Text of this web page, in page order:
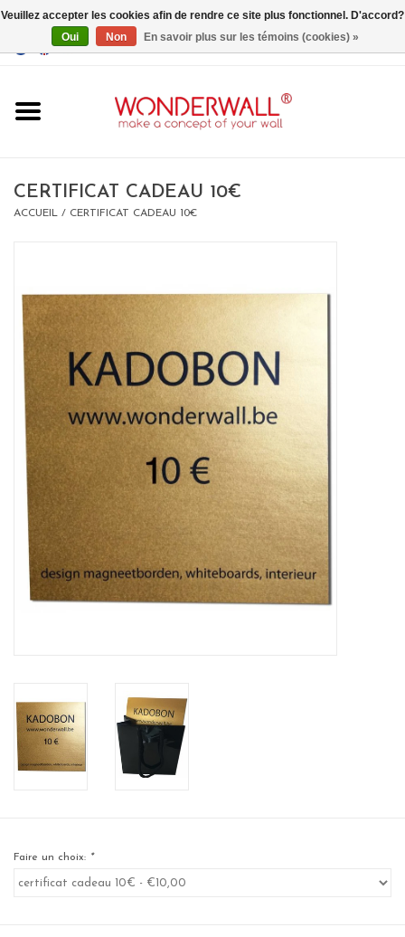
EUR/GBP
BIG SALE , GRAB YOUR
CHANCE
LIMITED EXCLUSIVES
Etagères Shelves
Rectangulaire, carrées, rondes
tableau magnétique
CERTIFICAT CADEAU 10€
ACCUEIL / CERTIFICAT CADEAU 10€
Faire un choix: *
Veuillez accepter les cookies afin de rendre ce site plus fonctionnel. D'accord?
Oui
Non En savoir plus sur les témoins (cookies) »